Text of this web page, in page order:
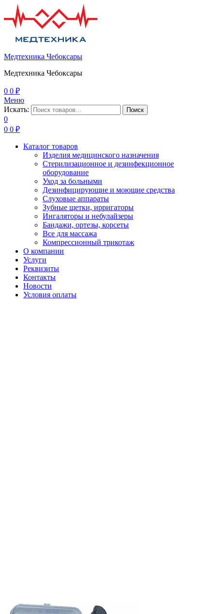
Медтехника Чебоксары
Медтехника Чебоксары
0 0 ₽
Меню
Искать:
Поиск
0
0 0 ₽
Каталог товаров
Изделия медицинского назначения
Стерилизационное и дезинфекционное
оборудование
Уход за больными
Дезинфицирующие и моющие средства
Слуховые аппараты
Зубные щетки, ирригаторы
Ингаляторы и небулайзеры
Бандажи, ортезы, корсеты
Все для массажа
Компрессионный трикотаж
О компании
Услуги
Реквизиты
Контакты
Новости
Условия оплаты